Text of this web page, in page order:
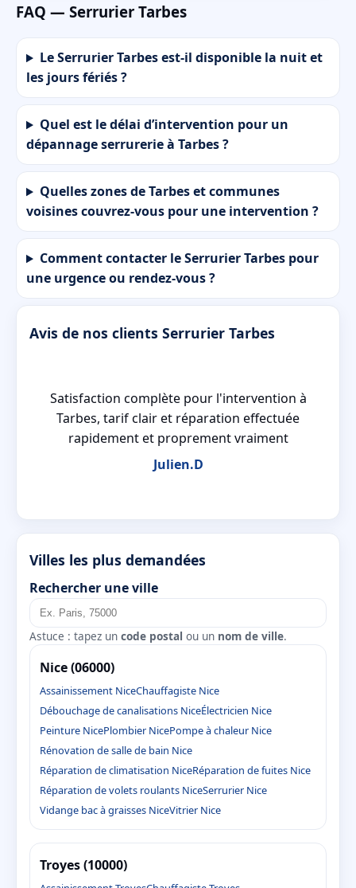
FAQ — Serrurier Tarbes
Le Serrurier Tarbes est-il disponible la nuit et
les jours fériés ?
Quel est le délai d’intervention pour un
dépannage serrurerie à Tarbes ?
Quelles zones de Tarbes et communes
voisines couvrez-vous pour une intervention ?
Comment contacter le Serrurier Tarbes pour
une urgence ou rendez-vous ?
Avis de nos clients Serrurier Tarbes
Satisfaction complète pour l'intervention à
Tarbes, tarif clair et réparation effectuée
rapidement et proprement vraiment
Julien.D
Villes les plus demandées
Rechercher une ville
Astuce : tapez un code postal ou un nom de ville.
Nice (06000)
Assainissement NiceChauffagiste Nice
Débouchage de canalisations NiceÉlectricien Nice
Peinture NicePlombier NicePompe à chaleur Nice
Rénovation de salle de bain Nice
Réparation de climatisation NiceRéparation de fuites Nice
Réparation de volets roulants NiceSerrurier Nice
Vidange bac à graisses NiceVitrier Nice
Troyes (10000)